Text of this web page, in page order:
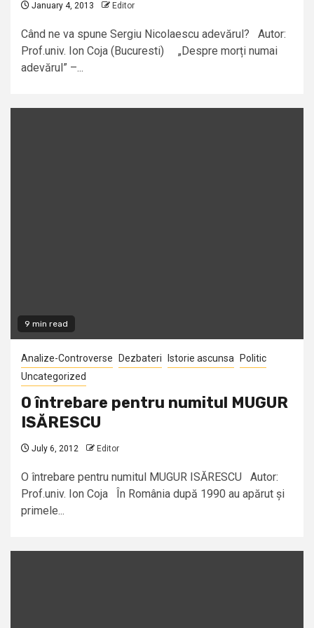
January 4, 2013 Editor
Când ne va spune Sergiu Nicolaescu adevărul? Autor:
Prof.univ. Ion Coja (Bucuresti) „Despre morți numai
adevărul” –...
9 min read
Analize-Controverse Dezbateri Istorie ascunsa
Politic
Uncategorized
O întrebare pentru numitul MUGUR
ISĂRESCU
July 6, 2012 Editor
O întrebare pentru numitul MUGUR ISĂRESCU Autor:
Prof.univ. Ion Coja În România după 1990 au apărut și
primele...